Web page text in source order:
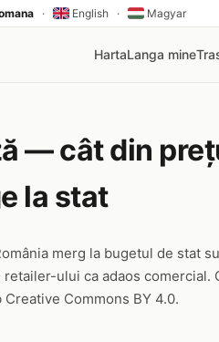
· English · Magyar
HartaLanga mine
— cât din
la stat
merg la bugetul de stat
ului ca adaos comercial.
Commons BY 4.0.